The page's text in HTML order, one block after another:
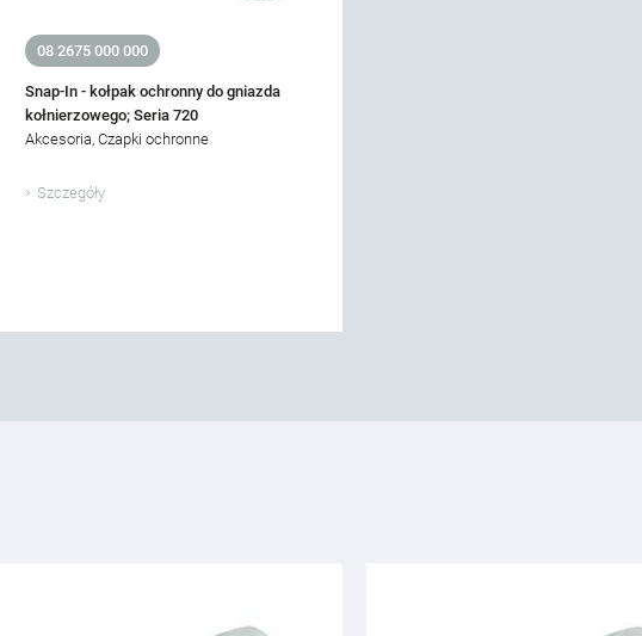
08 2675 000 000
Snap-In - kołpak ochronny do gniazda
kołnierzowego; Seria 720
Akcesoria, Czapki ochronne
Szczegóły